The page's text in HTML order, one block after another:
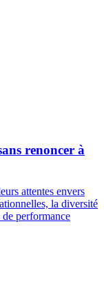
renoncer à
attentes envers
la diversité
performance